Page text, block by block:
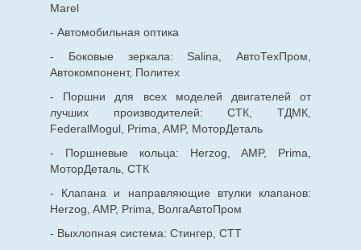
Marel
- Автомобильная оптика
- Боковые зеркала: Salina, АвтоТехПром,
Автокомпонент, Политех
- Поршни для всех моделей двигателей от
лучших производителей: СТК, ТДМК,
FederalMogul, Prima, AMP, МоторДеталь
- Поршневые кольца: Herzog, AMP, Prima,
МоторДеталь, СТК
- Клапана и направляющие втулки клапанов:
Herzog, AMP, Prima, ВолгаАвтоПром
- Выхлопная система: Стингер, СТТ